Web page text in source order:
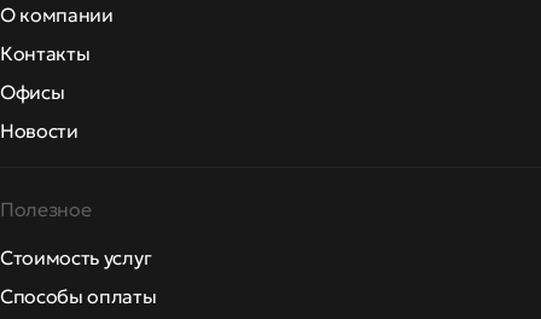
О компании
Контакты
Офисы
Новости
Полезное
Стоимость услуг
Способы оплаты